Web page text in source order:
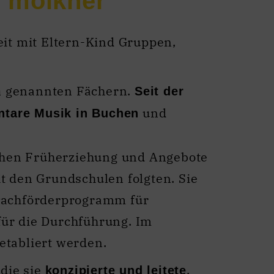
mit Eltern-Kind Gruppen,
Fächern. Seit der
Musik in Buchen und
Früherziehung und Angebote
den Grundschulen folgten. Sie
für
die Durchführung. Im
werden.
sie konzipierte und leitete.